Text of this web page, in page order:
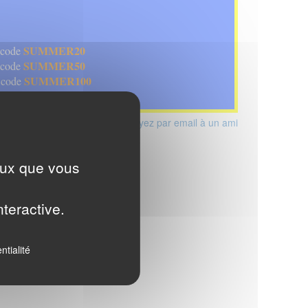
SUMMER20
SUMMER50
SUMMER100
Envoyez par email à un ami
que vous